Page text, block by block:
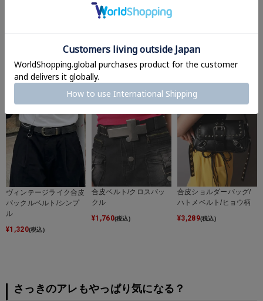
ダーバッグ/トートバッ
2,189 (税込)
合皮ベルト/ドット
ンポケット/#バレエコア
¥3,289(税込)
ヴィンテージライク合皮
バックルベルト/シンプ
ル
¥1,320(税込)
合皮ベルト/クロスバッ
クル
¥1,760(税込)
合皮ショルダーバッグ/
ハトメベルト/ヒョウ柄
¥3,289(税込)
さっきのアレもやっぱり気になる？